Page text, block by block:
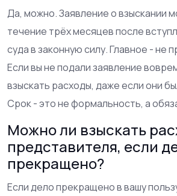
Да, можно. Заявление о взыскании
течение трёх месяцев после
суда в законную силу. Главное - не
Если вы не подали заявление
взыскать расходы, даже если они
Срок - это не формальность, а
Можно ли взыскать
представителя, если
прекращено?
Если дело прекращено в вашу